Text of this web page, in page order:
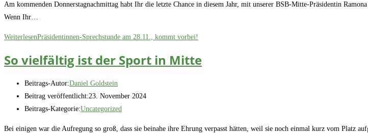
Am kommenden Donnerstagnachmittag habt Ihr die letzte Chance in diesem Jahr, mit unserer BSB-Mitte-Präsidentin
Wenn Ihr…
WeiterlesenPräsidentinnen-Sprechstunde am 28.11., kommt vorbei!
So vielfältig ist der Sport in Mitte
Beitrags-Autor:Daniel Goldstein
Beitrag veröffentlicht:23. November 2024
Beitrags-Kategorie:Uncategorized
Bei einigen war die Aufregung so groß, dass sie beinahe ihre Ehrung verpasst hätten, weil sie noch einmal kurz vom Platz